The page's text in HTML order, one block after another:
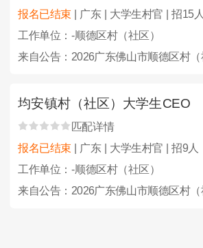
报名已结束
| 广东 | 大学生村官 | 招15人
工作单位：-顺德区村（社区）
均安镇村（社区）大学生CEO
匹配详情
报名已结束
| 广东 | 大学生村官 | 招9人
工作单位：-顺德区村（社区）